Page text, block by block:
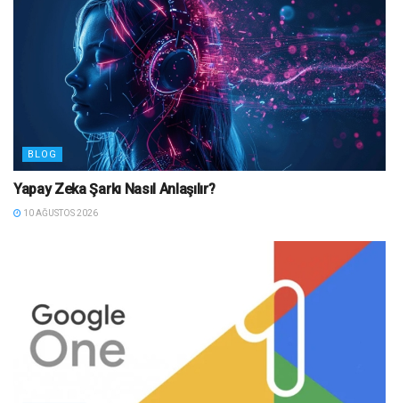
BLOG
Yapay Zeka Şarkı Nasıl Anlaşılır?
10 AĞUSTOS 2026